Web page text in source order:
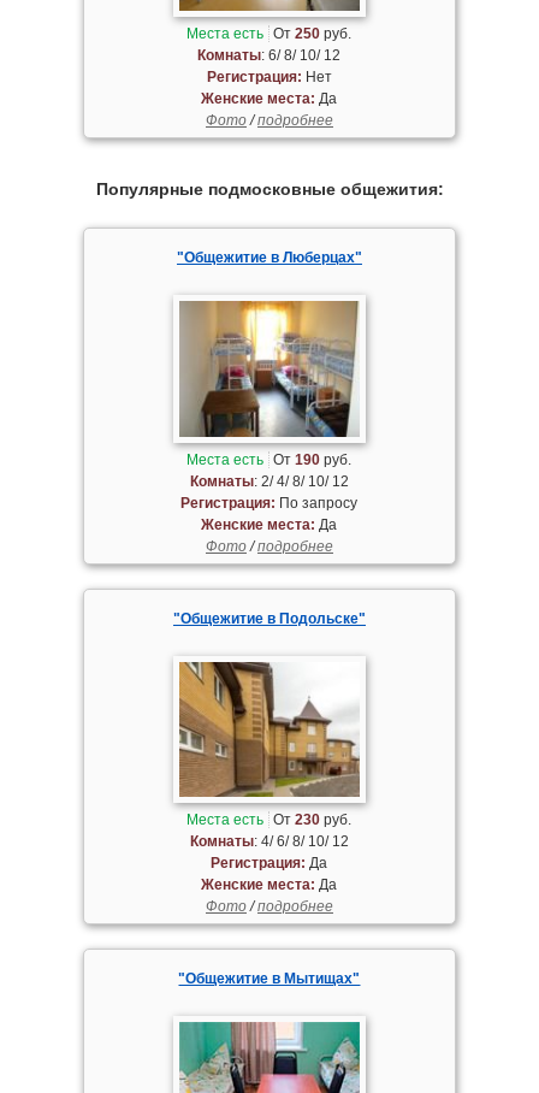
Места есть От250 руб.
Комнаты: 6/ 8/ 10/ 12
Регистрация: Нет
Женские места: Да
Фото/подробнее
Популярные подмосковные общежития:
"Общежитие в Люберцах"
Места есть От190 руб.
Комнаты: 2/ 4/ 8/ 10/ 12
Регистрация: По запросу
Женские места: Да
Фото/подробнее
"Общежитие в Подольске"
Места есть От230 руб.
Комнаты: 4/ 6/ 8/ 10/ 12
Регистрация: Да
Женские места: Да
Фото/подробнее
"Общежитие в Мытищах"